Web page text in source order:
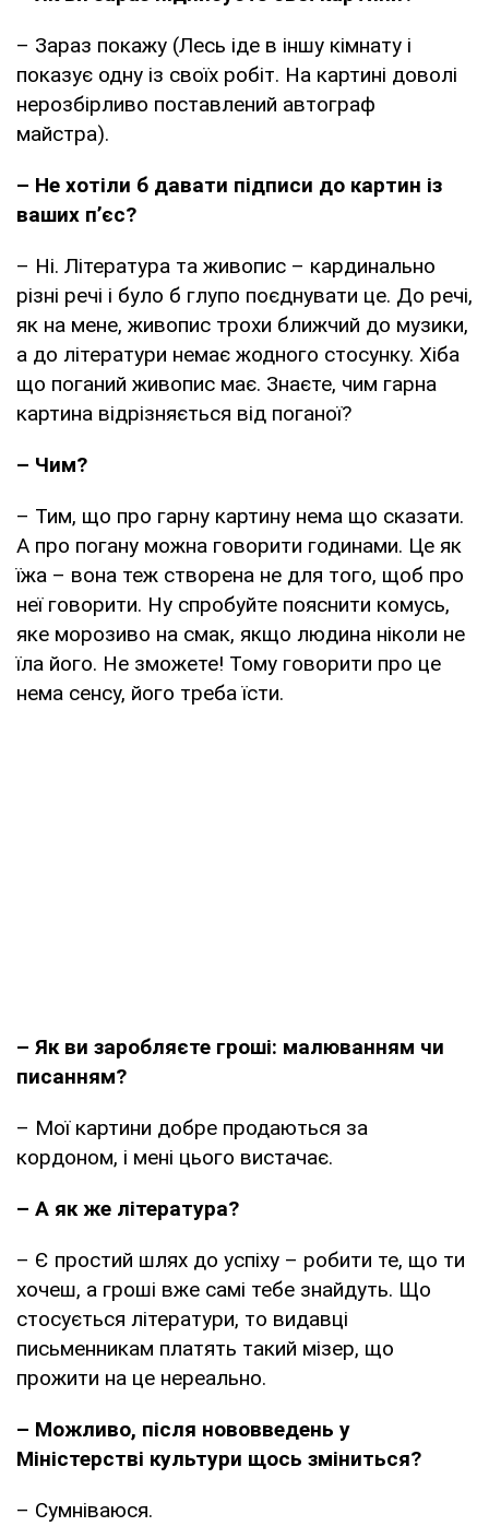
– Зараз покажу (Лесь іде в іншу кімнату і
показує одну із своїх робіт. На картині доволі
нерозбірливо поставлений автограф
майстра).
– Не хотіли б давати підписи до картин із
ваших п’єс?
– Ні. Література та живопис – кардинально
різні речі і було б глупо поєднувати це. До речі,
як на мене, живопис трохи ближчий до музики,
а до літератури немає жодного стосунку. Хіба
що поганий живопис має. Знаєте, чим гарна
картина відрізняється від поганої?
– Чим?
– Тим, що про гарну картину нема що сказати.
А про погану можна говорити годинами. Це як
їжа – вона теж створена не для того, щоб про
неї говорити. Ну спробуйте пояснити комусь,
яке морозиво на смак, якщо людина ніколи не
їла його. Не зможете! Тому говорити про це
нема сенсу, його треба їсти.
– Як ви заробляєте гроші: малюванням чи
писанням?
– Мої картини добре продаються за
кордоном, і мені цього вистачає.
– А як же література?
– Є простий шлях до успіху – робити те, що ти
хочеш, а гроші вже самі тебе знайдуть. Що
стосується літератури, то видавці
письменникам платять такий мізер, що
прожити на це нереально.
– Можливо, після нововведень у
Міністерстві культури щось зміниться?
– Сумніваюся.